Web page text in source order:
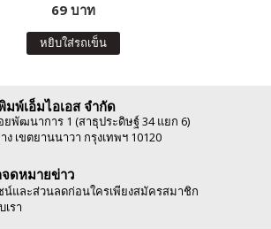
69 บาท
หยิบใส่รถเข็น
พ์เอ็มไอเอส จำกัด
ยพัฒนาการ 1 (สาธุประดิษฐ์ 34 แยก 6)
ง เขตยานนาวา กรุงเทพฯ 10120
ดหมายข่าว
น์และส่วนลดก่อนใครเพียงสมัครสมาชิก
รา